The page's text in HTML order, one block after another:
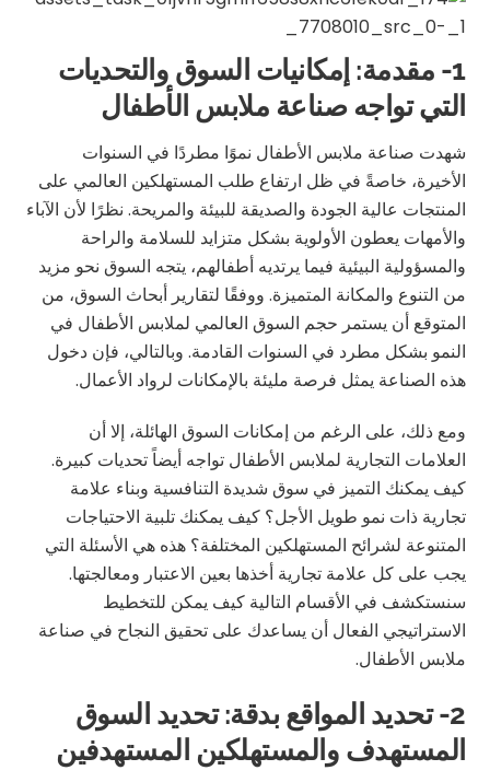
1- مقدمة: إمكانيات السوق والتحديات
التي تواجه صناعة ملابس الأطفال
شهدت صناعة ملابس الأطفال نموًا مطردًا في السنوات
الأخيرة، خاصةً في ظل ارتفاع طلب المستهلكين العالمي على
المنتجات عالية الجودة والصديقة للبيئة والمريحة. نظرًا لأن الآباء
والأمهات يعطون الأولوية بشكل متزايد للسلامة والراحة
والمسؤولية البيئية فيما يرتديه أطفالهم، يتجه السوق نحو مزيد
من التنوع والمكانة المتميزة. ووفقًا لتقارير أبحاث السوق، من
المتوقع أن يستمر حجم السوق العالمي لملابس الأطفال في
النمو بشكل مطرد في السنوات القادمة. وبالتالي، فإن دخول
هذه الصناعة يمثل فرصة مليئة بالإمكانات لرواد الأعمال.
ومع ذلك، على الرغم من إمكانات السوق الهائلة، إلا أن
العلامات التجارية لملابس الأطفال تواجه أيضاً تحديات كبيرة.
كيف يمكنك التميز في سوق شديدة التنافسية وبناء علامة
تجارية ذات نمو طويل الأجل؟ كيف يمكنك تلبية الاحتياجات
المتنوعة لشرائح المستهلكين المختلفة؟ هذه هي الأسئلة التي
يجب على كل علامة تجارية أخذها بعين الاعتبار ومعالجتها.
سنستكشف في الأقسام التالية كيف يمكن للتخطيط
الاستراتيجي الفعال أن يساعدك على تحقيق النجاح في صناعة
ملابس الأطفال.
2- تحديد المواقع بدقة: تحديد السوق
المستهدف والمستهلكين المستهدفين